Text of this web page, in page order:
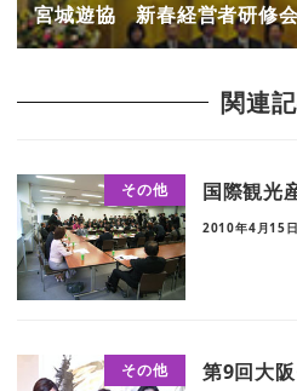
宮城遊協 新春経営者研修
関連
その他 国際観光
2010年4月15日
その他
第9回大